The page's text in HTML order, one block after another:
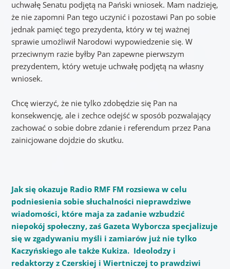
uchwałę Senatu podjętą na Pański wniosek. Mam nadzieję,
że nie zapomni Pan tego uczynić i pozostawi Pan po sobie
jednak pamięć tego prezydenta, który w tej ważnej
sprawie umożliwił Narodowi wypowiedzenie się. W
przeciwnym razie byłby Pan zapewne pierwszym
prezydentem, który wetuje uchwałę podjętą na własny
wniosek.
Chcę wierzyć, że nie tylko zdobędzie się Pan na
konsekwencję, ale i zechce odejść w sposób pozwalający
zachować o sobie dobre zdanie i referendum przez Pana
zainicjowane dojdzie do skutku.
Jak się okazuje Radio RMF FM rozsiewa w celu
podniesienia sobie słuchalności nieprawdziwe
wiadomości, które maja za zadanie wzbudzić
niepokój społeczny, zaś Gazeta Wyborcza specjalizuje
się w zgadywaniu myśli i zamiarów już nie tylko
Kaczyńskiego ale także Kukiza. Ideolodzy i
redaktorzy z Czerskiej i Wiertniczej to prawdziwi